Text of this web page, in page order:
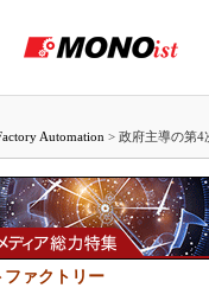
つながる
つながる
AI×
Automation > 政府主導の第4
ファクトリー